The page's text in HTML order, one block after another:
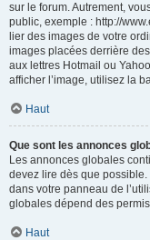
sur le forum. Autrement,
public, exemple : http://
lier des images de votre
images placées derrière
aux lettres Hotmail ou
afficher l’image, utilisez la
Haut
Que sont les annonces
Les annonces globales
devez lire dès que
dans votre panneau de
globales dépend des
Haut